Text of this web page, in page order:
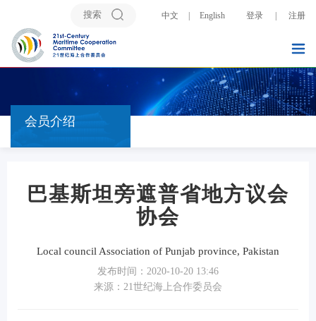
登录 注册
中文 English
会员介绍
巴基斯坦旁遮普省地方议会
协会
Local council Association of Punjab province, Pakistan
发布时间：2020-10-20 13:46
来源：21世纪海上合作委员会